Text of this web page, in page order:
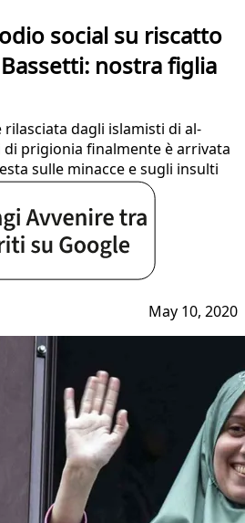
social su riscatto
nostra figlia
dagli islamisti di al-
di prigionia finalmente è arrivata
sulle minacce e sugli insulti
May 10, 2020